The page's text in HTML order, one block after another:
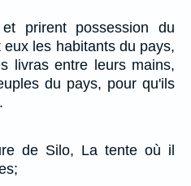
prirent possession du
les habitants du pays,
livras entre leurs mains,
du pays, pour qu'ils
de Silo, La tente où il